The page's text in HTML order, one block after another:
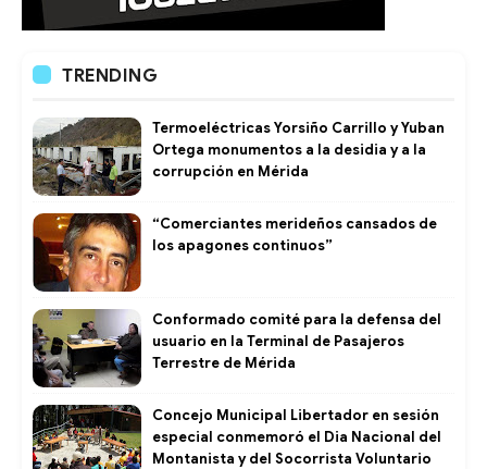
TRENDING
Termoeléctricas Yorsiño Carrillo y Yuban
Ortega monumentos a la desidia y a la
corrupción en Mérida
“Comerciantes merideños cansados de
los apagones continuos”
Conformado comité para la defensa del
usuario en la Terminal de Pasajeros
Terrestre de Mérida
Concejo Municipal Libertador en sesión
especial conmemoró el Dia Nacional del
Montanista y del Socorrista Voluntario